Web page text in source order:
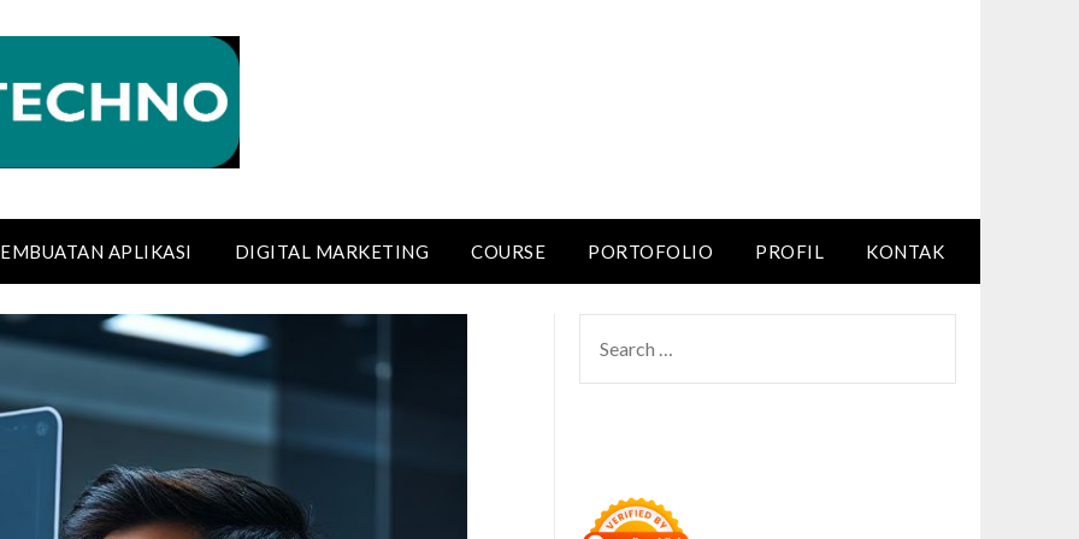
APLIKASI DIGITAL MARKETING COURSE PORTOFOLIO PROFIL KONTAK
FOR: